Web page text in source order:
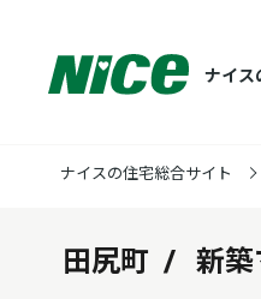
ナイス
ナイスの住宅総合サイト
田尻町 新築